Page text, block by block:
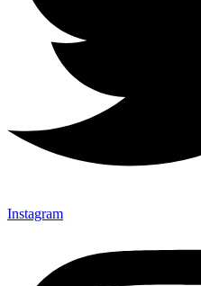
Instagram